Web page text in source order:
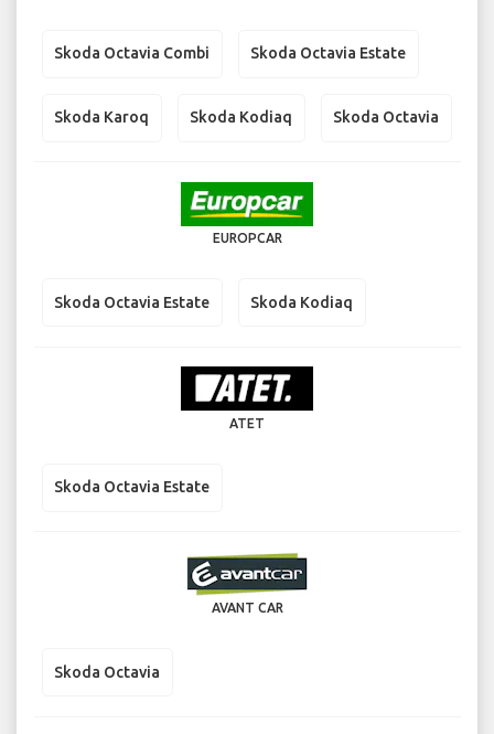
Skoda Octavia Combi Skoda Octavia Estate
Skoda Karoq Skoda Kodiaq Skoda Octavia
EUROPCAR
Skoda Octavia Estate Skoda Kodiaq
ATET
Skoda Octavia Estate
AVANT CAR
Skoda Octavia